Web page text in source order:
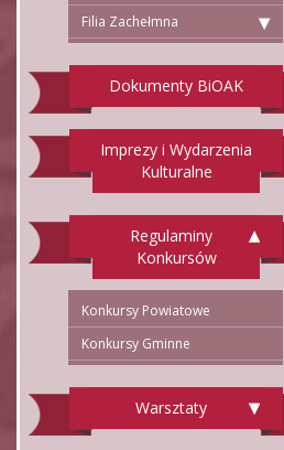
Filia Zachełmna
Dokumenty BiOAK
Imprezy i Wydarzenia
Kulturalne
Regulaminy
Konkursów
Konkursy Powiatowe
Konkursy Gminne
Warsztaty